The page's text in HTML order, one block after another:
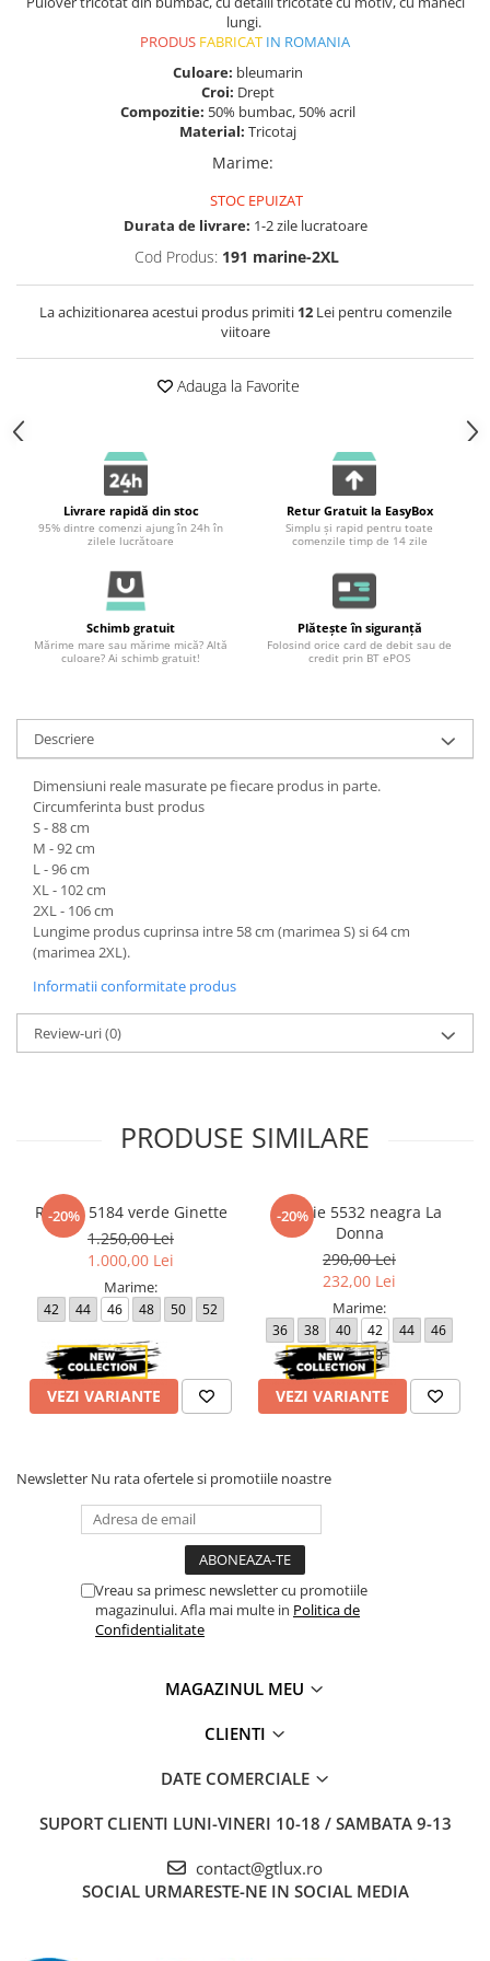
lungi.
PRODUS FABRICAT IN ROMANIA
Culoare: bleumarin
Croi: Drept
Compozitie: 50% bumbac, 50% acril
Material: Tricotaj
Marime:
STOC EPUIZAT
Durata de livrare: 1-2 zile lucratoare
Cod Produs: 191 marine-2XL
La achizitionarea acestui produs primiti 12Lei pentru comenzile
viitoare
Adauga la Favorite
Livrare rapidă din stoc
95% dintre comenzi ajung în 24h în
zilele lucrătoare
Retur Gratuit la EasyBox
Simplu și rapid pentru toate
comenzile timp de 14 zile
Schimb gratuit
Mărime mare sau mărime mică? Altă
culoare? Ai schimb gratuit!
Plătește în siguranță
Folosind orice card de debit sau de
credit prin BT ePOS
Descriere
Dimensiuni reale masurate pe fiecare produs in parte.
Circumferinta bust produs
S - 88 cm
M - 92 cm
L - 96 cm
XL - 102 cm
2XL - 106 cm
Lungime produs cuprinsa intre 58 cm (marimea S) si 64 cm
(marimea 2XL).
Informatii conformitate produs
Review-uri(0)
PRODUSE SIMILARE
-20%
Rochie 5184 verde Ginette
1.250,00 Lei
1.000,00 Lei
Marime:
42 44 46 48 50 52
VEZI VARIANTE
-20%
Rochie 5532 neagra La
Donna
290,00 Lei
232,00 Lei
Marime:
36 38 40 42 44
46
48
50
VEZI VARIANTE
Newsletter Nu rata ofertele si promotiile noastre
Vreau sa primesc newsletter cu promotiile
magazinului. Afla mai multe in Politica de
Confidentialitate
MAGAZINUL MEU
CLIENTI
DATE COMERCIALE
SUPORT CLIENTI LUNI-VINERI 10-18 / SAMBATA 9-13
contact@gtlux.ro
SOCIAL URMARESTE-NE IN SOCIAL MEDIA